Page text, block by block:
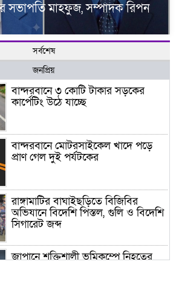
সভাপতি মাহফুজ, সম্পাদক রিপন
সর্বশেষ
জনপ্রিয়
বান্দরবানে ৩ কোটি টাকার সড়কের
কার্পেটিং উঠে যাচ্ছে
বান্দরবানে মোটরসাইকেল খাদে পড়ে
প্রাণ গেল দুই পর্যটকের
রাঙ্গামাটির বাঘাইছড়িতে বিজিবির
অভিযানে বিদেশি পিস্তল, গুলি ও বিদেশি
সিগারেট জব্দ
জাপানে শক্তিশালী ভূমিকম্পে নিহতের